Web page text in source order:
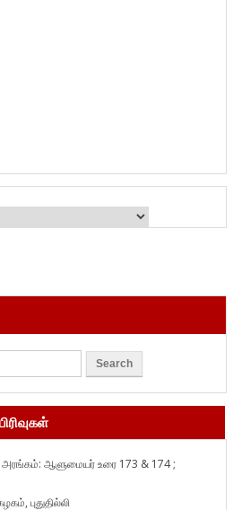
பிரிவுகள்
ஆளுமையர் உரை 173 & 174 ;
புதுதில்லி